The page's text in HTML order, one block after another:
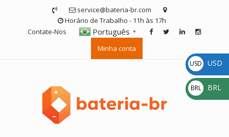
service@bateria-br.com
Horário de Trabalho - 11h às 17h
Contate-Nos
Português ▼
Minha conta
USD
$
USD
BRL
R$
BRL